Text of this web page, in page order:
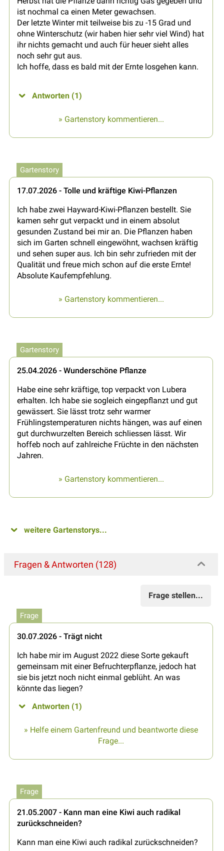
ist nochmal ca einen Meter gewachsen.
Der letzte Winter mit teilweise bis zu -15 Grad und
ohne Winterschutz (wir haben hier sehr viel Wind) hat
ihr nichts gemacht und auch für heuer sieht alles
noch sehr gut aus.
Ich hoffe, dass es bald mit der Ernte losgehen kann.
Antworten (1)
» Gartenstory kommentieren...
Gartenstory
17.07.2026 - Tolle und kräftige Kiwi-Pflanzen
Ich habe zwei Hayward-Kiwi-Pflanzen bestellt. Sie
kamen sehr gut verpackt und in einem absolut
gesunden Zustand bei mir an. Die Pflanzen haben
sich im Garten schnell eingewöhnt, wachsen kräftig
und sehen super aus. Ich bin sehr zufrieden mit der
Qualität und freue mich schon auf die erste Ernte!
Absolute Kaufempfehlung.
» Gartenstory kommentieren...
Gartenstory
25.04.2026 - Wunderschöne Pflanze
Habe eine sehr kräftige, top verpackt von Lubera
erhalten. Ich habe sie sogleich eingepflanzt und gut
gewässert. Sie lässt trotz sehr warmer
Frühlingstemperaturen nichts hängen, was auf einen
gut durchwurzelten Bereich schliessen lässt. Wir
hoffeb noch auf zahlreiche Früchte in den nächsten
Jahren.
» Gartenstory kommentieren...
weitere Gartenstorys...
Fragen & Antworten (128)
Frage stellen...
Frage
30.07.2026 - Trägt nicht
Ich habe mir im August 2022 diese Sorte gekauft
gemeinsam mit einer Befruchterpflanze, jedoch hat
sie bis jetzt noch nicht einmal geblüht. An was
könnte das liegen?
Antworten (1)
» Helfe einem Gartenfreund und beantworte diese
Frage...
Frage
21.05.2007 - Kann man eine Kiwi auch radikal
zurückschneiden?
Kann man eine Kiwi auch radikal zurückschneiden?